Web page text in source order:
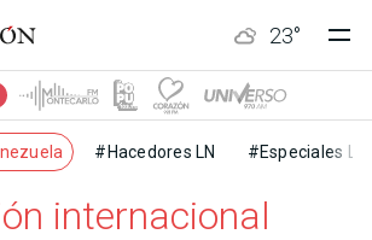
23°
#Hacedores LN #Especiales LN
internacional